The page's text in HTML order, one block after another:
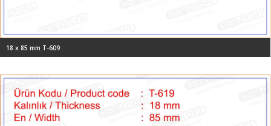
18 x 85 mm T-609